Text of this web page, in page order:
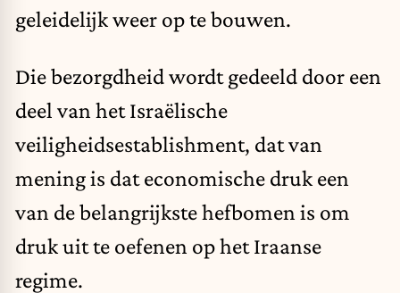
geleidelijk weer op te bouwen.
Die bezorgdheid wordt gedeeld door een
deel van het Israëlische
veiligheidsestablishment, dat van
mening is dat economische druk een
van de belangrijkste hefbomen is om
druk uit te oefenen op het Iraanse
regime.